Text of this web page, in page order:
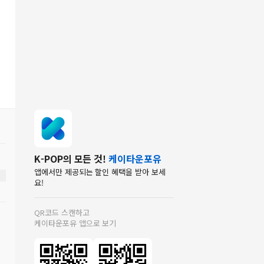
K-POP의 모든 것! 케이타운포유
앱에서만 제공되는 할인 혜택을 받아 보세
요!
QR코드 스캔하고
케이타운포유 앱으로 보기